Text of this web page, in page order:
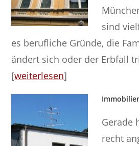
sind
es berufliche Gründe, die
ändert sich oder der Erbfall
[weiterlesen]
Gerade
recht